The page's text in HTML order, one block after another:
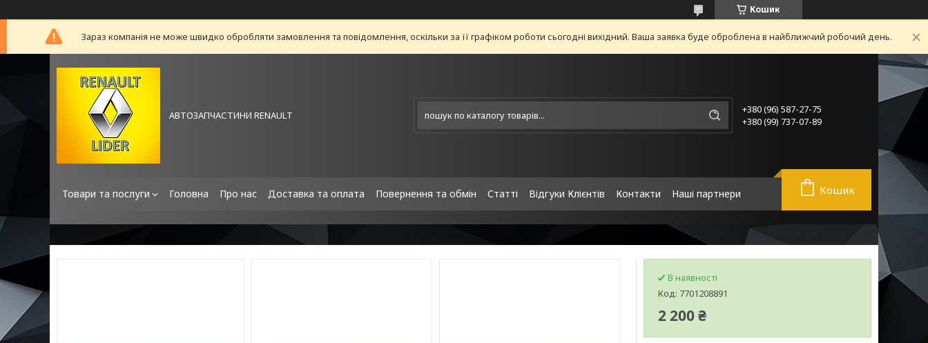
Кошик
Зараз компанія не може швидко обробляти замовлення та повідомлення, оскільки за її графіком роботи сьогодні вихідний. Ваша заявка буде оброблена в найближчий робочий день.
АВТОЗАПЧАСТИНИ RENAULT
+380 (96) 587-27-75
+380 (99) 737-07-89
Товари та послуги Головна Про нас Доставка та оплата Повернення та обмін Статті Відгуки Клієнтів Контакти Наші партнери Кошик
В наявності
Код: 7701208891
2 200 ₴